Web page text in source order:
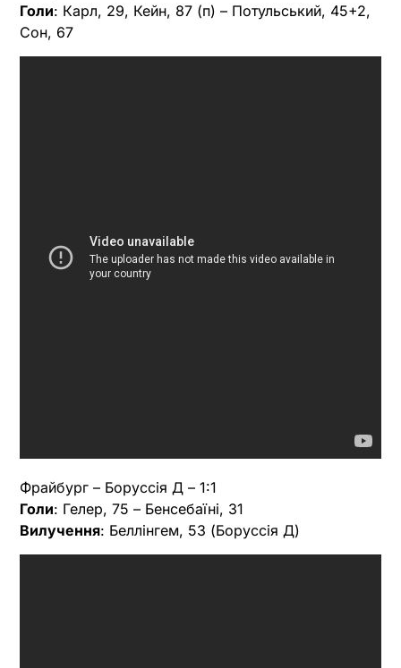
Голи: Карл, 29, Кейн, 87 (п) – Потульський, 45+2,
Сон, 67
Фрайбург – Боруссія Д – 1:1
Голи: Гелер, 75 – Бенсебаїні, 31
Вилучення: Беллінгем, 53 (Боруссія Д)